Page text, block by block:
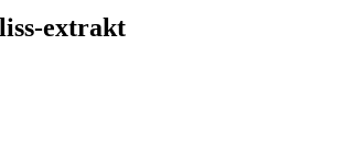
extrakt